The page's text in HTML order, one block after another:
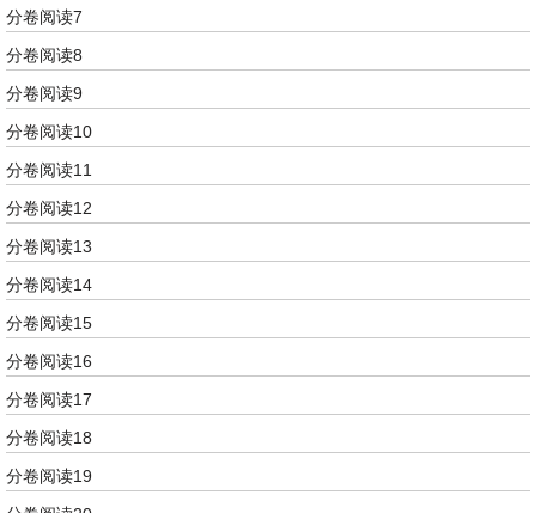
分卷阅读7
分卷阅读8
分卷阅读9
分卷阅读10
分卷阅读11
分卷阅读12
分卷阅读13
分卷阅读14
分卷阅读15
分卷阅读16
分卷阅读17
分卷阅读18
分卷阅读19